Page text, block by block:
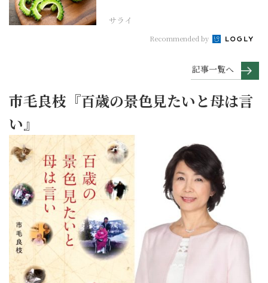
サライ
Recommended by
記事一覧へ
市毛良枝『百歳の景色見たいと母は言
い』